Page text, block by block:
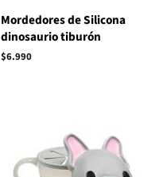
Mordedores de Silicona
dinosaurio tiburón
Precio
$6.990